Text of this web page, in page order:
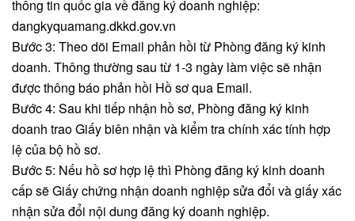
thông tin quốc gia về đăng ký doanh nghiệp:
dangkyquamang.dkkd.gov.vn
Bước 3: Theo dõi Email phản hồi từ Phòng đăng ký kinh
doanh. Thông thường sau từ 1-3 ngày làm việc sẽ nhận
được thông báo phản hồi Hồ sơ qua Email.
Bước 4: Sau khi tiếp nhận hồ sơ, Phòng đăng ký kinh
doanh trao Giấy biên nhận và kiểm tra chính xác tính hợp
lệ của bộ hồ sơ.
Bước 5: Nếu hồ sơ hợp lệ thì Phòng đăng ký kinh doanh
cấp sẽ Giấy chứng nhận doanh nghiệp sửa đổi và giấy xác
nhận sửa đổi nội dung đăng ký doanh nghiệp.